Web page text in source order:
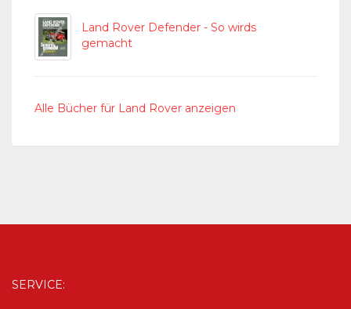
Land Rover Defender - So wirds
gemacht
Alle Bücher für Land Rover anzeigen
SERVICE: